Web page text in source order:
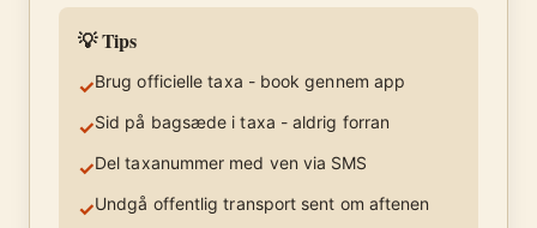
💡 Tips
✓Brug officielle taxa - book gennem app
✓Sid på bagsæde i taxa - aldrig forran
✓Del taxanummer med ven via SMS
✓Undgå offentlig transport sent om aftenen